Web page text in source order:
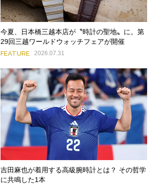
今夏、日本橋三越本店が〝時計の聖地〟に。第
29回三越ワールドウォッチフェアが開催
FEATURE 2026.07.31
吉田麻也が着用する高級腕時計とは？ その哲学
に共鳴した1本